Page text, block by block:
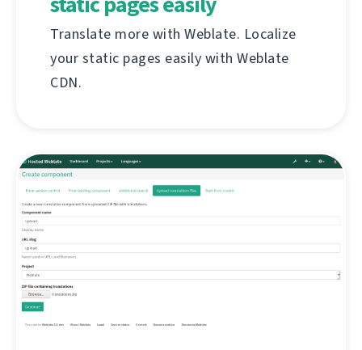
Translate more with Weblate. Localize
your static pages easily with Weblate
CDN.